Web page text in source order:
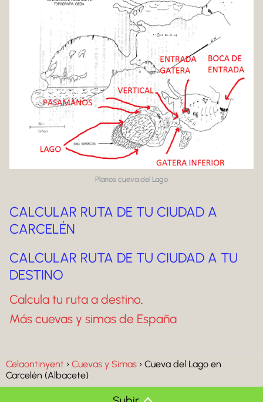
Planos cueva del Lago
CALCULAR RUTA DE TU CIUDAD A
CARCELÉN
CALCULAR RUTA DE TU CIUDAD A TU
DESTINO
Calcula tu ruta a destino.
Más cuevas y simas de España
Celaontinyent Cuevas y Simas
Cueva del Lago en
Carcelén (Albacete)